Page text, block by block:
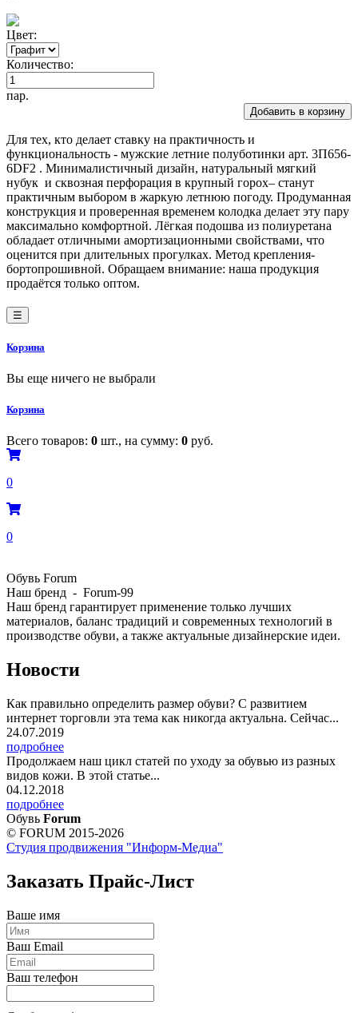
Цвет:
Количество:
пар.
Добавить в корзину
Для тех, кто делает ставку на практичность и
функциональность - мужские летние полуботинки арт. 3П656-
6DF2 . Минималистичный дизайн, натуральный мягкий
нубук и сквозная перфорация в крупный горох– станут
практичным выбором в жаркую летнюю погоду. Продуманная
конструкция и проверенная временем колодка делает эту пару
максимально комфортной. Лёгкая подошва из полиуретана
обладает отличными амортизационными свойствами, что
оценится при длительных прогулках. Метод крепления-
бортопрошивной. Обращаем внимание: наша продукция
продаётся только оптом.
☰
Корзина
Вы еще ничего не выбрали
Корзина
Всего товаров: 0 шт., на сумму: 0 руб.
0
0
Обувь Forum
Наш бренд - Forum-99
Наш бренд гарантирует применение только лучших
материалов, баланс традиций и современных технологий в
производстве обуви, а также актуальные дизайнерские идеи.
Новости
Как правильно определить размер обуви? С развитием
интернет торговли эта тема как никогда актуальна. Сейчас...
24.07.2019
подробнее
Продолжаем наш цикл статей по уходу за обувью из разных
видов кожи. В этой статье...
04.12.2018
подробнее
Обувь Forum
© FORUM 2015-2026
Студия продвижения "Информ-Медиа"
Заказать Прайс-Лист
Ваше имя
Ваш Email
Ваш телефон